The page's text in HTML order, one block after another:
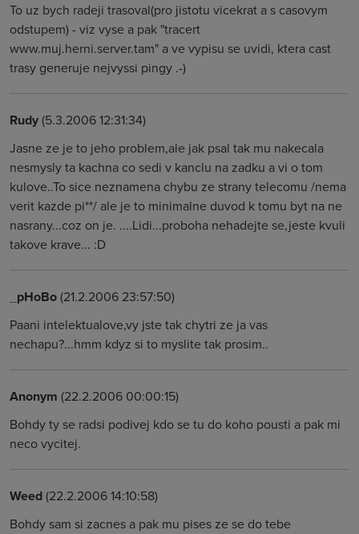
To uz bych radeji trasoval(pro jistotu vicekrat a s casovym
odstupem) - viz vyse a pak "tracert
www.muj.herni.server.tam" a ve vypisu se uvidi, ktera cast
trasy generuje nejvyssi pingy .-)
Rudy(5.3.2006 12:31:34)
Jasne ze je to jeho problem,ale jak psal tak mu nakecala
nesmysly ta kachna co sedi v kanclu na zadku a vi o tom
kulove..To sice neznamena chybu ze strany telecomu /nema
verit kazde pi**/ ale je to minimalne duvod k tomu byt na ne
nasrany...coz on je. ....Lidi...proboha nehadejte se,jeste kvuli
takove krave... :D
_pHoBo(21.2.2006 23:57:50)
Paani intelektualove,vy jste tak chytri ze ja vas
nechapu?...hmm kdyz si to myslite tak prosim..
Anonym (22.2.2006 00:00:15)
Bohdy ty se radsi podivej kdo se tu do koho pousti a pak mi
neco vycitej.
Weed(22.2.2006 14:10:58)
Bohdy sam si zacnes a pak mu pises ze se do tebe